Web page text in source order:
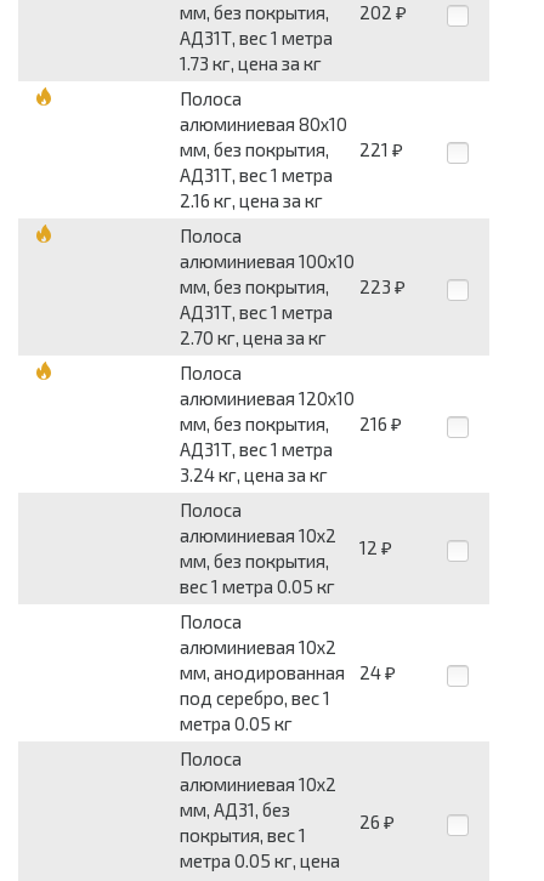
мм, без покрытия,
АД31Т, вес 1 метра
1.73 кг, цена за кг
202 ₽
Полоса
алюминиевая 80x10
мм, без покрытия,
АД31Т, вес 1 метра
2.16 кг, цена за кг
221 ₽
Полоса
алюминиевая 100x10
мм, без покрытия,
АД31Т, вес 1 метра
2.70 кг, цена за кг
223 ₽
Полоса
алюминиевая 120x10
мм, без покрытия,
АД31Т, вес 1 метра
3.24 кг, цена за кг
216 ₽
Полоса
алюминиевая 10x2
мм, без покрытия,
вес 1 метра 0.05 кг
12 ₽
Полоса
алюминиевая 10x2
мм, анодированная
под серебро, вес 1
метра 0.05 кг
24 ₽
Полоса
алюминиевая 10x2
мм, АД31, без
покрытия, вес 1
метра 0.05 кг, цена
26 ₽